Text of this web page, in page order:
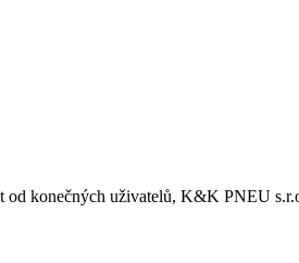
konečných uživatelů, K&K PNEU